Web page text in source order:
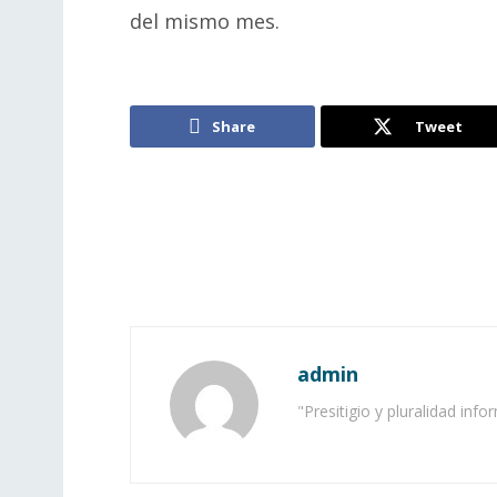
del mismo mes.
Share Tweet
admin
"Presitigio y pluralidad